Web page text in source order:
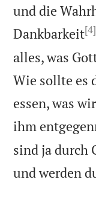
und die
Dankbarkeit[4]
alles, was
Wie sollte es
essen, was
ihm
sind ja durch
und werden